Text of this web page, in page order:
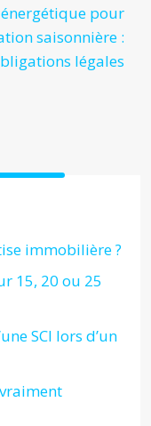
énergétique pour
saisonnière :
légales
immobilière ?
15, 20 ou 25
SCI lors d’un